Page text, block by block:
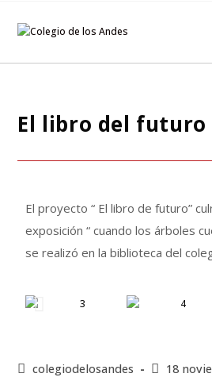
El libro del futuro
El proyecto “ El libro de futuro”
exposición “ cuando los árboles
se realizó en la biblioteca del
colegiodelosandes 18